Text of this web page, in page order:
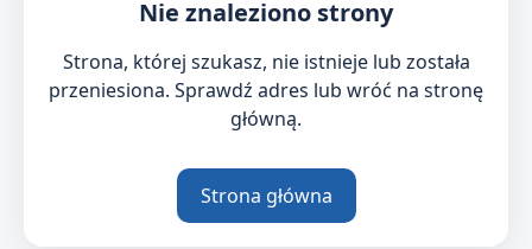
Nie znaleziono strony
Strona, której szukasz, nie istnieje lub została
przeniesiona. Sprawdź adres lub wróć na stronę
główną.
Strona główna